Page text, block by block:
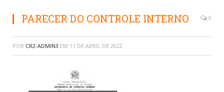
PARECER DO CONTROLE INTERNO 0
POR CR2-ADMIN3 EM 11 DE ABRIL DE 2022